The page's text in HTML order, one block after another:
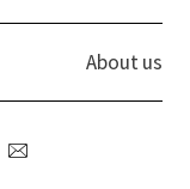
About us